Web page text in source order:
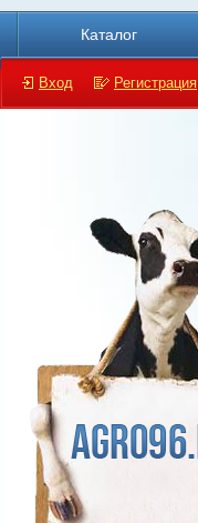
Каталог
Вход Регистрация